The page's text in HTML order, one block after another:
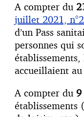
A compter du
juillet 2021,
d’un Pass
personnes qui
accueillaient
A compter du 9
établissements